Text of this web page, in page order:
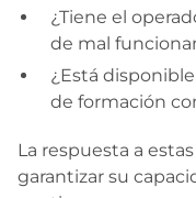
¿Tiene el
de mal
¿Está
de formación
La respuesta a
garantizar su